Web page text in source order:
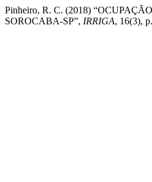
Pinheiro, R. C. (2018)
SOROCABA-SP”, IRRIGA, 16(3),